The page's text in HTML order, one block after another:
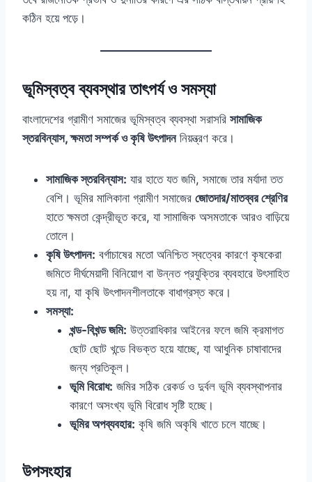
কঠিন হয়ে পড়ে।
ভূমিস্বত্ব ব্যবস্থার তাৎপর্য ও সমস্যা
বাংলাদেশের গ্রামীণ সমাজের ভূমিস্বত্ব ব্যবস্থা সরাসরি সামাজিক
স্তরবিন্যাস, ক্ষমতা সম্পর্ক ও কৃষি উৎপাদননিয়ন্ত্রণ করে।
সামাজিক স্তরবিন্যাস: যার হাতে যত জমি, সমাজে তার মর্যাদা তত
বেশি। ভূমির মালিকানা গ্রামীণ সমাজের জোতদার/মাতব্বর শ্রেণির
হাতে ক্ষমতা কেন্দ্রীভূত করে, যা সামাজিক অসমতাকে আরও বাড়িয়ে
তোলে।
কৃষি উৎপাদন: বর্গাচাষের মতো অনিশ্চিত স্বত্বের কারণে কৃষকেরা
জমিতে দীর্ঘমেয়াদী বিনিয়োগ বা উন্নত প্রযুক্তির ব্যবহারে উৎসাহিত
হয় না, যা কৃষি উৎপাদনশীলতাকে বাধাগ্রস্ত করে।
সমস্যা:
খন্ড-বিখন্ড জমি: উত্তরাধিকার আইনের ফলে জমি ক্রমাগত
ছোট ছোট খন্ডে বিভক্ত হয়ে যাচ্ছে, যা আধুনিক চাষাবাদের
জন্য প্রতিকূল।
ভূমি বিরোধ: জমির সঠিক রেকর্ড ও দুর্বল ভূমি ব্যবস্থাপনার
কারণে অসংখ্য ভূমি বিরোধ সৃষ্টি হচ্ছে।
ভূমির অপব্যবহার: কৃষি জমি অকৃষি খাতে চলে যাচ্ছে।
উপসংহার